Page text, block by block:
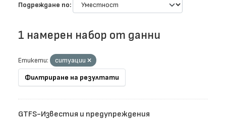
Подреждане по
1 намерен набор от данни
Етикети:
ситуации
Филтриране на резултати
GTFS-Известия и предупреждения